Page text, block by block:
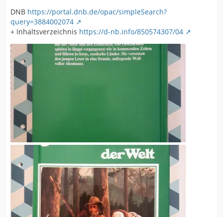
DNB https://portal.dnb.de/opac/simpleSearch?
query=3884002074
+ Inhaltsverzeichnis https://d-nb.info/850574307/04